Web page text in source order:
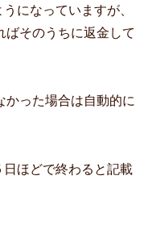
になっていますが、
ばそのうちに返金して
かった場合は自動的に
ほどで終わると記載